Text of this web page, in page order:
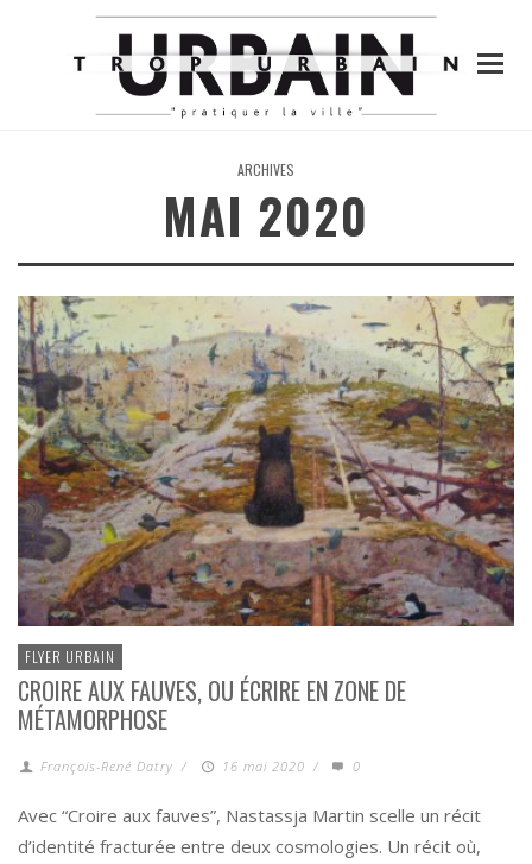
ARCHIVES
MAI 2020
FLYER URBAIN
CROIRE AUX FAUVES, OU ÉCRIRE EN ZONE DE
MÉTAMORPHOSE
François-René Datry / 16 mai 2020 / 0
Avec “Croire aux fauves”, Nastassja Martin scelle un récit
d’identité fracturée entre deux cosmologies. Un récit où,